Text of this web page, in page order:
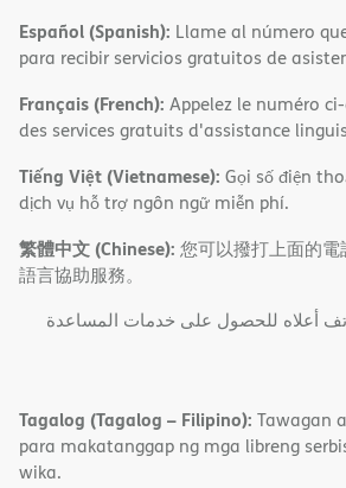
Español (Spanish): Llame al número
para recibir servicios gratuitos de
Français (French): Appelez le numéro
des services gratuits d'assistance
Tiếng Việt (Vietnamese): Gọi số điện
dịch vụ hỗ trợ ngôn ngữ miễn phí.
繁體中文 (Chinese): 您可以撥打上面的
語言協助服務。
أﻋﻼه ﻟﻠﺤﺼﻮل ﻋﻠﻰ ﺧﺪﻣﺎت اﻟﻤﺴﺎﻋﺪة
Tagalog (Tagalog – Filipino): Tawagan
para makatanggap ng mga libreng
wika.